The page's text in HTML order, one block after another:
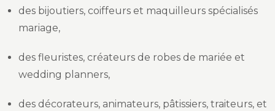
des bijoutiers, coiffeurs et maquilleurs spécialisés
mariage,
des fleuristes, créateurs de robes de mariée et
wedding planners,
des décorateurs, animateurs, pâtissiers, traiteurs, et